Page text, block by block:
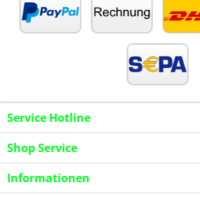
Service Hotline
Shop Service
Informationen